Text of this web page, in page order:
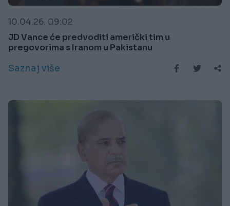
10.04.26. 09:02
JD Vance će predvoditi američki tim u
pregovorima s Iranom u Pakistanu
Saznaj više